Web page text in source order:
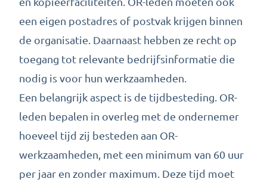
een eigen postadres of postvak krijgen binnen
de organisatie. Daarnaast hebben ze recht op
toegang tot relevante bedrijfsinformatie die
nodig is voor hun werkzaamheden.
Een belangrijk aspect is de tijdbesteding. OR-
leden bepalen in overleg met de ondernemer
hoeveel tijd zij besteden aan OR-
werkzaamheden, met een minimum van 60 uur
per jaar en zonder maximum. Deze tijd moet